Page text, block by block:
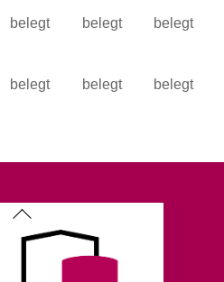
belegt belegt belegt
belegt belegt belegt
Back
To